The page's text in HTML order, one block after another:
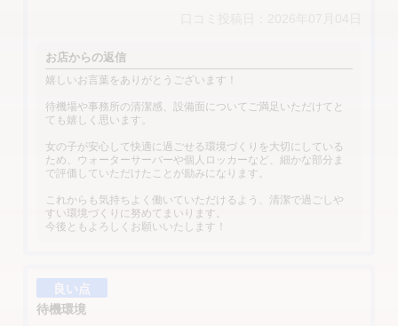
お店からの返信
嬉しいお言葉をありがとうございます！
待機場や事務所の清潔感、設備面についてご満足いただけてと
ても嬉しく思います。
女の子が安心して快適に過ごせる環境づくりを大切にしている
ため、ウォーターサーバーや個人ロッカーなど、細かな部分ま
で評価していただけたことが励みになります。
これからも気持ちよく働いていただけるよう、清潔で過ごしや
すい環境づくりに努めてまいります。
今後ともよろしくお願いいたします！
良い点
待機環境